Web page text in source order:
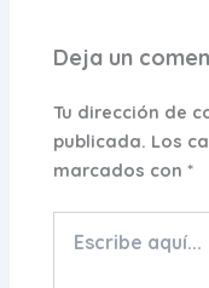
Deja un
Tu dirección de
publicada. Los
marcados con*
aquí...